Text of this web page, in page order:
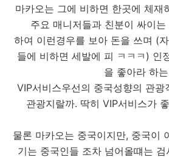
마카오는 그에 비하면 한곳에 체재
주요 매니저들과 친분이 싸이
하여 이런경우를 보아 돈을 쓰며 (
들에 비하면 세발에 피 ㅋㅋㅋ) 인
을 좋아라 하는
VIP서비스우선의 중국성향의 관광
관광지랄까. 딱히 VIP서비스가
물론 마카오는 중국이지만, 중국이
기는 중국인들 조차 넘어올떄는